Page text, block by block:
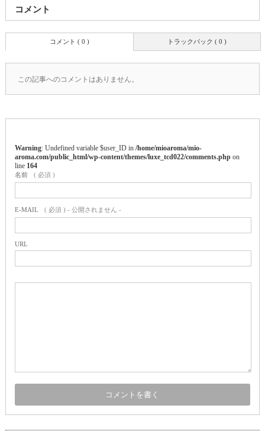
コメント
トラックバック ( 0 )
コメント ( 0 )
この記事へのコメントはありません。
Warning : Undefined variable $user_ID in /home/mioaroma/mio-
aroma.com/public_html/wp-content/themes/luxe_tcd022/comments.phpon
line 164
名前 ( 必須 )
E-MAIL ( 必須 ) - 公開されません -
URL